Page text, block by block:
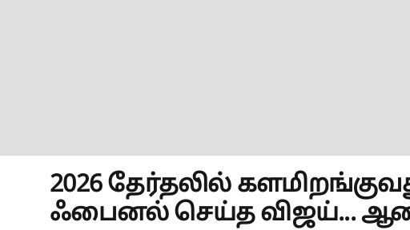
2026 தேர்தலில்
ஃபைனல் செய்த விஜய்...